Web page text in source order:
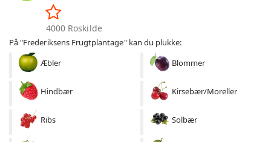
4000 Roskilde
På "Frederiksens Frugtplantage" kan du plukke:
Æbler
Blommer
Hindbær Kirsebær/Moreller
Ribs Solbær